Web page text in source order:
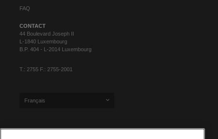
FAQ
CONTACT
44 Boulevard Joseph II
L-1840 Luxembourg
B.P. 404 - L-2014 Luxembourg
T.: 2755 F.: 2755-2001
Français